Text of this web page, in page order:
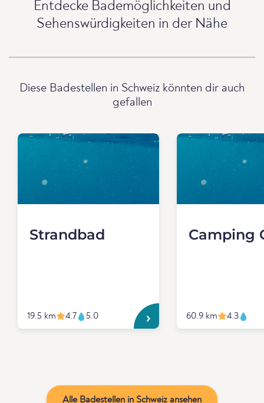
Entdecke Bademöglichkeiten und
Sehenswürdigkeiten in der Nähe
Diese Badestellen in Schweiz könnten dir auch
gefallen
Strandbad
19.5 km 4.7 5.0
Camping
60.9 km 4.3
Alle Badestellen in Schweiz ansehen